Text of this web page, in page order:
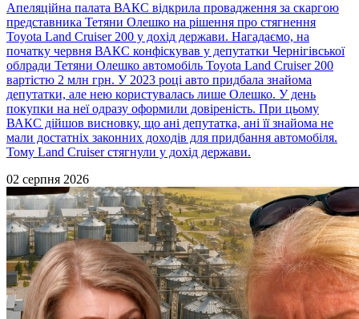
Апеляційна палата ВАКС відкрила провадження за скаргою
представника Тетяни Олешко на рішення про стягнення
Toyota Land Cruiser 200 у дохід держави. Нагадаємо, на
початку червня ВАКС конфіскував у депутатки Чернігівської
облради Тетяни Олешко автомобіль Toyota Land Cruiser 200
вартістю 2 млн грн. У 2023 році авто придбала знайома
депутатки, але нею користувалась лише Олешко. У день
покупки на неї одразу оформили довіреність. При цьому
ВАКС дійшов висновку, що ані депутатка, ані її знайома не
мали достатніх законних доходів для придбання автомобіля.
Тому Land Cruiser стягнули у дохід держави.
02 серпня 2026